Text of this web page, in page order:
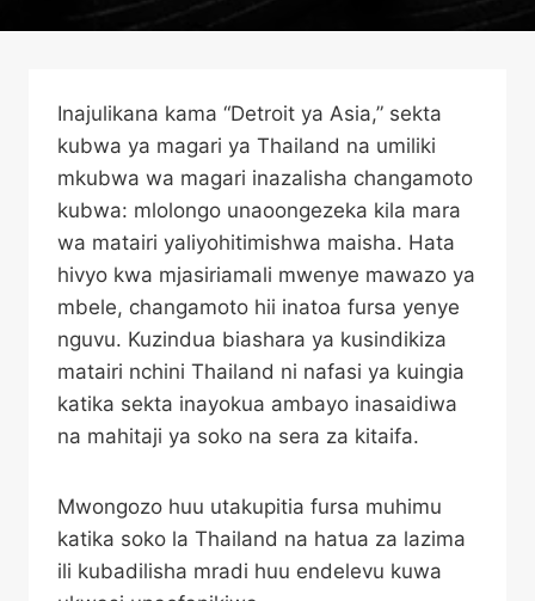
Inajulikana kama “Detroit ya Asia,” sekta
kubwa ya magari ya Thailand na umiliki
mkubwa wa magari inazalisha changamoto
kubwa: mlolongo unaoongezeka kila mara
wa matairi yaliyohitimishwa maisha. Hata
hivyo kwa mjasiriamali mwenye mawazo ya
mbele, changamoto hii inatoa fursa yenye
nguvu. Kuzindua biashara ya kusindikiza
matairi nchini Thailand ni nafasi ya kuingia
katika sekta inayokua ambayo inasaidiwa
na mahitaji ya soko na sera za kitaifa.
Mwongozo huu utakupitia fursa muhimu
katika soko la Thailand na hatua za lazima
ili kubadilisha mradi huu endelevu kuwa